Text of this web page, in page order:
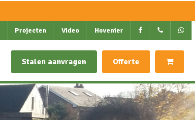
Projecten Video Hovenier
Stalen aanvragen Offerte